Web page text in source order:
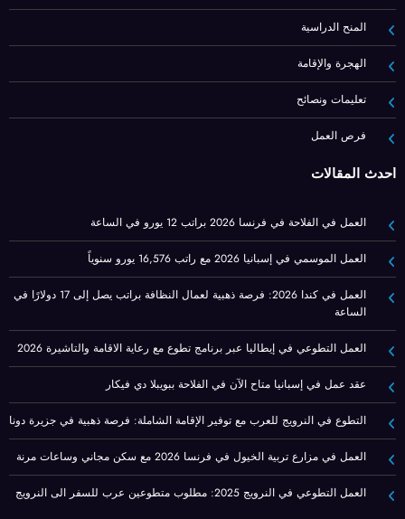
المنح الدراسية
الهجرة والإقامة
تعليمات ونصائح
فرص العمل
أحدث المقالات
العمل في الفلاحة في فرنسا 2026 براتب 12 يورو في الساعة
العمل الموسمي في إسبانيا 2026 مع راتب 16,576 يورو سنوياً
العمل في كندا 2026: فرصة ذهبية لعمال النظافة براتب يصل إلى 17 دولارًا في
الساعة
العمل التطوعي في إيطاليا عبر برنامج تطوع مع رعاية الاقامة والتاشيرة 2026
عقد عمل في إسبانيا متاح الآن في الفلاحة ببويبلا دي فيكار
التطوع في النرويج للعرب مع توفير الإقامة الشاملة: فرصة ذهبية في جزيرة دونا
العمل في مزارع تربية الخيول في فرنسا 2026 مع سكن مجاني وساعات مرنة
العمل التطوعي في النرويج 2025: مطلوب متطوعين عرب للسفر الى النرويج